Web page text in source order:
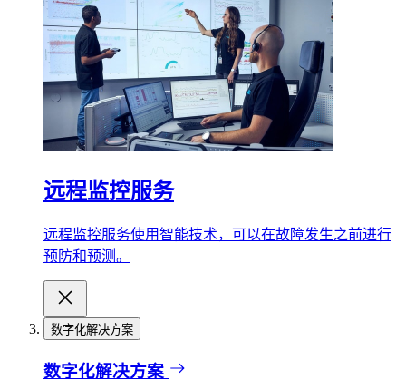
远程监控服务
远程监控服务使用智能技术，可以在故障发生之前进行
预防和预测。
数字化解决方案
数字化解决方案